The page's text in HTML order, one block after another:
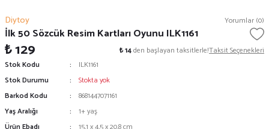
Diytoy Yorumlar (0)
İlk 50 Sözcük Resim Kartları Oyunu ILK1161
₺ 129 ₺ 14den başlayan taksitlerle!Taksit Seçenekleri
Stok Kodu
ILK1161
Stok Durumu
Stokta yok
Barkod Kodu
8681447071161
Yaş Aralığı
1+ yaş